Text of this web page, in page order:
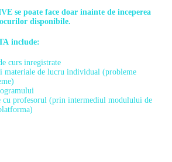
se poate face doar inainte de inceperea
disponibile.
include:
curs inregistrate
materiale de lucru individual (probleme
cu profesorul (prin intermediul modulului de